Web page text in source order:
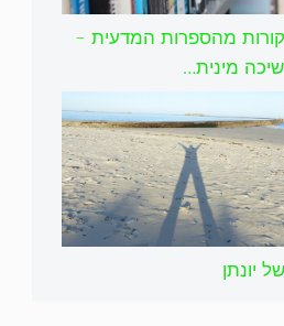
מקורות מהספרות המדעית –
מינית…
יונתן